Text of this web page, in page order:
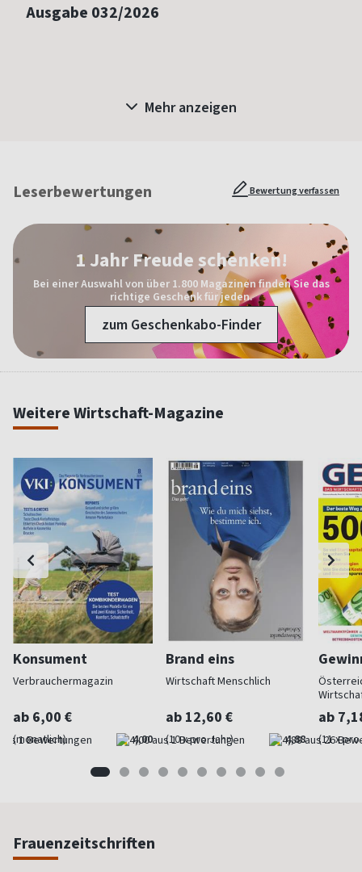
Ausgabe 032/2026
Mehr anzeigen
Leserbewertungen Bewertung verfassen
1 Jahr Freude schenken!
Bei einer Auswahl von über 1.800 Magazinen finden Sie das
richtige Geschenk für jeden.
zum Geschenkabo-Finder
Weitere Wirtschaft-Magazine
Konsument
Verbrauchermagazin
ab 6,00 €
(monatlich) 4,00
Brand eins
Wirtschaft Menschlich
ab 12,60 €
(10 x pro Jahr) 4,88
ab
(11 x
Frauenzeitschriften